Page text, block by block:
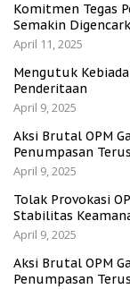
Komitmen Tegas
Semakin
April 11, 2025
Mengutuk
Penderitaan
April 9, 2025
Aksi Brutal OPM
Penumpasan
April 9, 2025
Tolak Provokasi
Stabilitas
April 9, 2025
Aksi Brutal OPM
Penumpasan